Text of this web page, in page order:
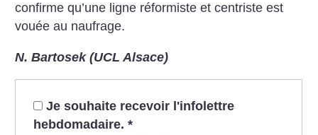
confirme qu’une ligne réformiste et centriste est
vouée au naufrage.
N. Bartosek (UCL Alsace)
Je souhaite recevoir l'infolettre
hebdomadaire. *